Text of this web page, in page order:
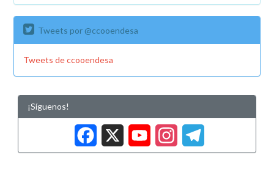
Tweets por @ccooendesa
Tweets de ccooendesa
¡Síguenos!
Facebook
X